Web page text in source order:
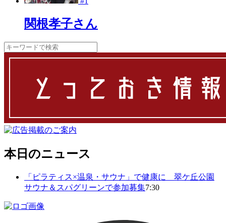
関根孝子さん
本日のニュース
「ピラティス×温泉・サウナ」で健康に 翠ケ丘公園
サウナ＆スパグリーンで参加募集7:30